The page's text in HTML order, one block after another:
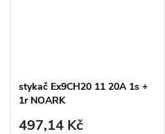
stykač Ex9CH20 11 20A 1s +
1r NOARK
497,14 Kč